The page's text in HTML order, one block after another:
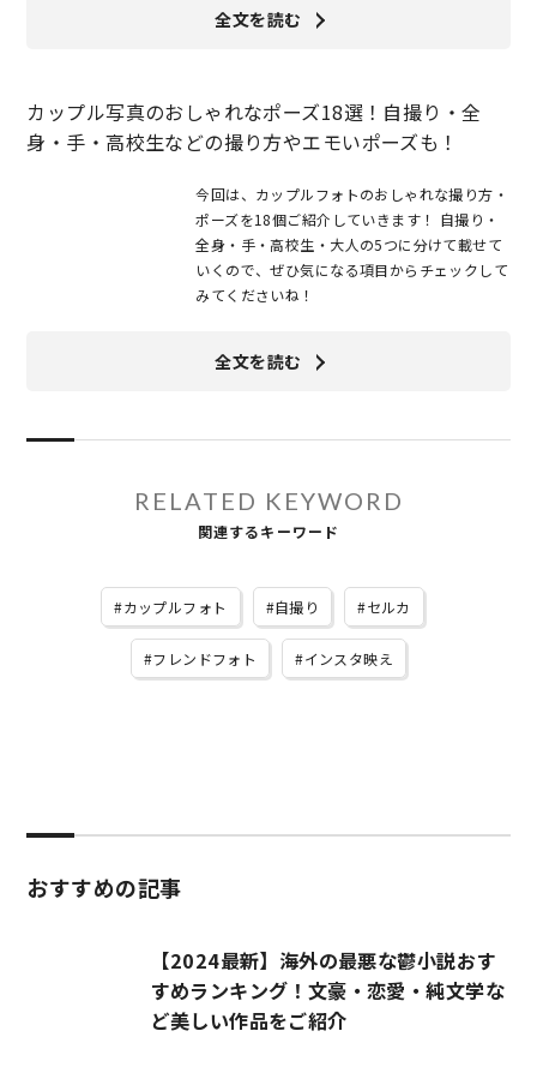
全文を読む
カップル写真のおしゃれなポーズ18選！自撮り・全
身・手・高校生などの撮り方やエモいポーズも！
今回は、カップルフォトのおしゃれな撮り方・
ポーズを18個ご紹介していきます！ 自撮り・
全身・手・高校生・大人の5つに分けて載せて
いくので、ぜひ気になる項目からチェックして
みてくださいね！
全文を読む
RELATED KEYWORD
関連するキーワード
カップルフォト 自撮り セルカ
フレンドフォト インスタ映え
おすすめの記事
【2024最新】海外の最悪な鬱小説おす
すめランキング！文豪・恋愛・純文学な
ど美しい作品をご紹介